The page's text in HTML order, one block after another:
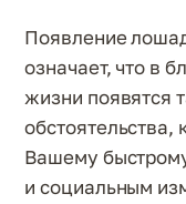
Появление
означает, что в
жизни появятся
обстоятельства,
Вашему
и социальным